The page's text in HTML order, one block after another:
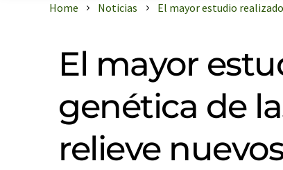
Home Noticias El mayor estudio
El mayor
genética de
relieve